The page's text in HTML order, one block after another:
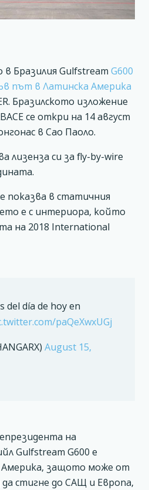
Бразилия Gulfstream G600
път в Латинска Америка
Бразилското изложение
се откри на 14 август
в Сао Паоло.
лизенза си за fly-by-wire
показва в статичния
е с интериора, който
на 2018 International
del día de hoy en
paQeXwxUGj
August 15,
на
Gulfstream G600 е
Америка, защото може от
да стигне до САЩ и Европа,